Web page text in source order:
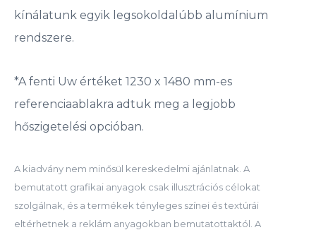
kínálatunk egyik legsokoldalúbb alumínium
rendszere.
*A fenti Uw értéket 1230 x 1480 mm-es
referenciaablakra adtuk meg a legjobb
hőszigetelési opcióban.
A kiadvány nem minősül kereskedelmi ajánlatnak. A
bemutatott grafikai anyagok csak illusztrációs célokat
szolgálnak, és a termékek tényleges színei és textúrái
eltérhetnek a reklám anyagokban bemutatottaktól. A